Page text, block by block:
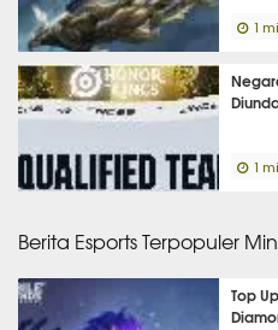
1
1
Berita Esports Terpopuler
Top